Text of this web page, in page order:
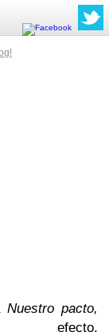
Nuestro pacto,